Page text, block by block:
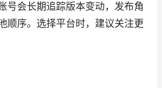
号会长期追踪版本变动，发布角
顺序。选择平台时，建议关注更